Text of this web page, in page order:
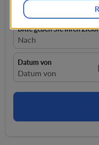
Flüge von
Bitte geben Sie Ihren
Nach
Datum von
fc-booking-departure-
Datum von